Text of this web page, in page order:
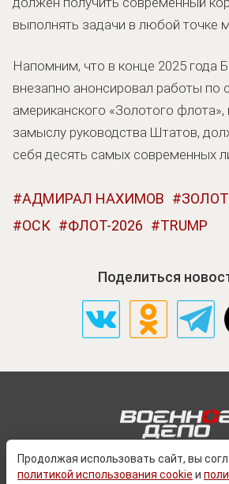
выполнять задачи в любой точке
Напомним, что в конце 2025 года
внезапно анонсировал работы по
американского «Золотого флота»,
замыслу руководства Штатов,
себя десять самых современных
АДМИРАЛ НАХИМОВ
ОСК
ФЛОТ-2026 TRUMP
Поделиться
Продолжая использовать сайт, вы
политикой использования cookie и
О ПРОЕКТЕ